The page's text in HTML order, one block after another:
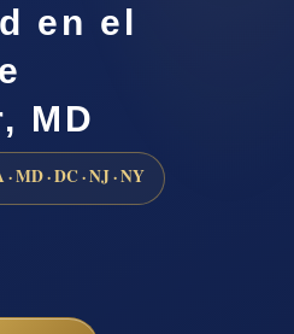
en el
MD
· MD · DC · NJ · NY